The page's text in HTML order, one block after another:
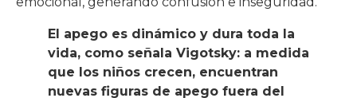
El apego es dinámico y dura toda la
vida, como señala Vigotsky: a medida
que los niños crecen, encuentran
nuevas figuras de apego fuera del